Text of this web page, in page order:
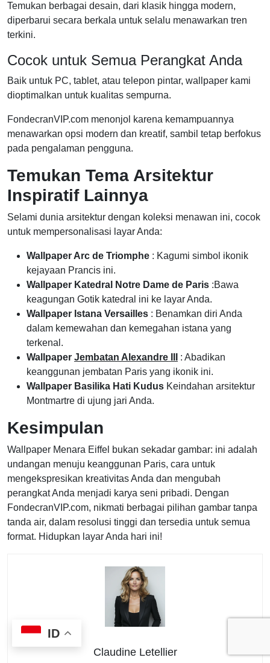
Temukan berbagai desain, dari klasik hingga modern,
diperbarui secara berkala untuk selalu menawarkan tren
terkini.
Cocok untuk Semua Perangkat Anda
Baik untuk PC, tablet, atau telepon pintar, wallpaper kami
dioptimalkan untuk kualitas sempurna.
FondecranVIP.com menonjol karena kemampuannya
menawarkan opsi modern dan kreatif, sambil tetap berfokus
pada pengalaman pengguna.
Temukan Tema Arsitektur
Inspiratif Lainnya
Selami dunia arsitektur dengan koleksi menawan ini, cocok
untuk mempersonalisasi layar Anda:
Wallpaper Arc de Triomphe : Kagumi simbol ikonik
kejayaan Prancis ini.
Wallpaper Katedral Notre Dame de Paris :Bawa
keagungan Gotik katedral ini ke layar Anda.
Wallpaper Istana Versailles : Benamkan diri Anda
dalam kemewahan dan kemegahan istana yang
terkenal.
Wallpaper Jembatan Alexandre III
: Abadikan
keanggunan jembatan Paris yang ikonik ini.
Wallpaper Basilika Hati Kudus Keindahan arsitektur
Montmartre di ujung jari Anda.
Kesimpulan
Wallpaper Menara Eiffel bukan sekadar gambar: ini adalah
undangan menuju keanggunan Paris, cara untuk
mengekspresikan kreativitas Anda dan mengubah
perangkat Anda menjadi karya seni pribadi. Dengan
FondecranVIP.com, nikmati berbagai pilihan gambar tanpa
tanda air, dalam resolusi tinggi dan tersedia untuk semua
format. Hidupkan layar Anda hari ini!
Claudine Letellier
ID